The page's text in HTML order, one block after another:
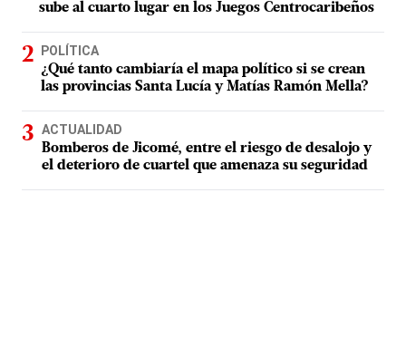
sube al cuarto lugar en los Juegos Centrocaribeños
POLÍTICA
¿Qué tanto cambiaría el mapa político si se crean
las provincias Santa Lucía y Matías Ramón Mella?
ACTUALIDAD
Bomberos de Jicomé, entre el riesgo de desalojo y
el deterioro de cuartel que amenaza su seguridad